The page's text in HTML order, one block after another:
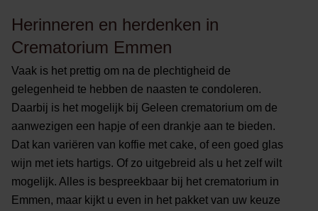
Herinneren en herdenken in
Crematorium Emmen
Vaak is het prettig om na de plechtigheid de
gelegenheid te hebben de naasten te condoleren.
Daarbij is het mogelijk bij Geleen crematorium om de
aanwezigen een hapje of een drankje aan te bieden.
Dat kan variëren van koffie met cake, of een goed glas
wijn met iets hartigs. Of zo uitgebreid als u het zelf wilt
mogelijk. Alles is bespreekbaar bij het crematorium in
Emmen, maar kijkt u even in het pakket van uw keuze